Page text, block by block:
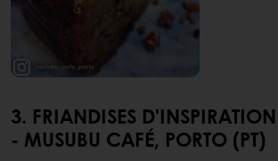
3. FRIANDISES
- MUSUBU CAFÉ, PORTO (PT)